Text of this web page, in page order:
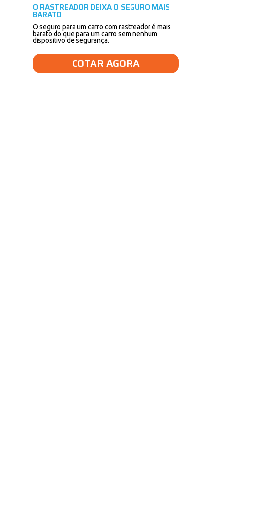
O RASTREADOR DEIXA O SEGURO MAIS
BARATO
O seguro para um carro com rastreador é mais
barato do que para um carro sem nenhum
dispositivo de segurança.
COTAR AGORA